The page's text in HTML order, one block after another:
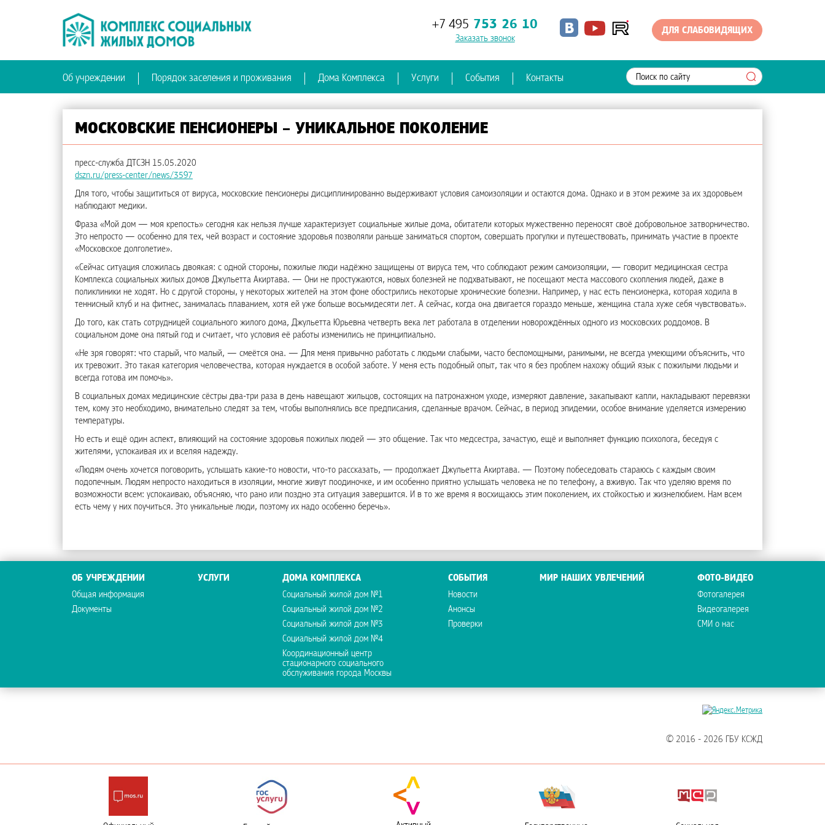
+7 495 753 26 10
Заказать звонок
ДЛЯ СЛАБОВИДЯЩИХ
Об учреждении Порядок заселения и проживания Дома Комплекса Услуги События Контакты
МОСКОВСКИЕ ПЕНСИОНЕРЫ – УНИКАЛЬНОЕ ПОКОЛЕНИЕ
пресс-служба ДТСЗН 15.05.2020
dszn.ru/press-center/news/3597
Для того, чтобы защититься от вируса, московские пенсионеры дисциплинированно выдерживают условия самоизоляции и остаются дома. Однако и в этом режиме за их здоровьем
наблюдают медики.
Фраза «Мой дом — моя крепость» сегодня как нельзя лучше характеризует социальные жилые дома, обитатели которых мужественно переносят своё добровольное затворничество.
Это непросто — особенно для тех, чей возраст и состояние здоровья позволяли раньше заниматься спортом, совершать прогулки и путешествовать, принимать участие в проекте
«Московское долголетие».
«Сейчас ситуация сложилась двоякая: с одной стороны, пожилые люди надёжно защищены от вируса тем, что соблюдают режим самоизоляции, — говорит медицинская сестра
Комплекса социальных жилых домов Джульетта Акиртава. — Они не простужаются, новых болезней не подхватывают, не посещают места массового скопления людей, даже в
поликлиники не ходят. Но с другой стороны, у некоторых жителей на этом фоне обострились некоторые хронические болезни. Например, у нас есть пенсионерка, которая ходила в
теннисный клуб и на фитнес, занималась плаванием, хотя ей уже больше восьмидесяти лет. А сейчас, когда она двигается гораздо меньше, женщина стала хуже себя чувствовать».
До того, как стать сотрудницей социального жилого дома, Джульетта Юрьевна четверть века лет работала в отделении новорождённых одного из московских роддомов. В
социальном доме она пятый год и считает, что условия её работы изменились не принципиально.
«Не зря говорят: что старый, что малый, — смеётся она. — Для меня привычно работать с людьми слабыми, часто беспомощными, ранимыми, не всегда умеющими объяснить, что
их тревожит. Это такая категория человечества, которая нуждается в особой заботе. У меня есть подобный опыт, так что я без проблем нахожу общий язык с пожилыми людьми и
всегда готова им помочь».
В социальных домах медицинские сёстры два-три раза в день навещают жильцов, состоящих на патронажном уходе, измеряют давление, закапывают капли, накладывают перевязки
тем, кому это необходимо, внимательно следят за тем, чтобы выполнялись все предписания, сделанные врачом. Сейчас, в период эпидемии, особое внимание уделяется измерению
температуры.
Но есть и ещё один аспект, влияющий на состояние здоровья пожилых людей — это общение. Так что медсестра, зачастую, ещё и выполняет функцию психолога, беседуя с
жителями, успокаивая их и вселяя надежду.
«Людям очень хочется поговорить, услышать какие-то новости, что-то рассказать, — продолжает Джульетта Акиртава. — Поэтому побеседовать стараюсь с каждым своим
подопечным. Людям непросто находиться в изоляции, многие живут поодиночке, и им особенно приятно услышать человека не по телефону, а вживую. Так что уделяю время по
возможности всем: успокаиваю, объясняю, что рано или поздно эта ситуация завершится. И в то же время я восхищаюсь этим поколением, их стойкостью и жизнелюбием. Нам всем
есть чему у них поучиться. Это уникальные люди, поэтому их надо особенно беречь».
ОБ УЧРЕЖДЕНИИ
Общая информация
Документы
УСЛУГИ
ДОМА КОМПЛЕКСА
Социальный жилой дом №1
Социальный жилой дом №2
Социальный жилой дом №3
Социальный жилой дом №4
Координационный центр
стационарного социального
обслуживания города Москвы
СОБЫТИЯ
Новости
Анонсы
Проверки
МИР НАШИХ УВЛЕЧЕНИЙ
ФОТО-ВИДЕО
Фотогалерея
Видеогалерея
СМИ о нас
© 2016 - 2026 ГБУ КСЖД